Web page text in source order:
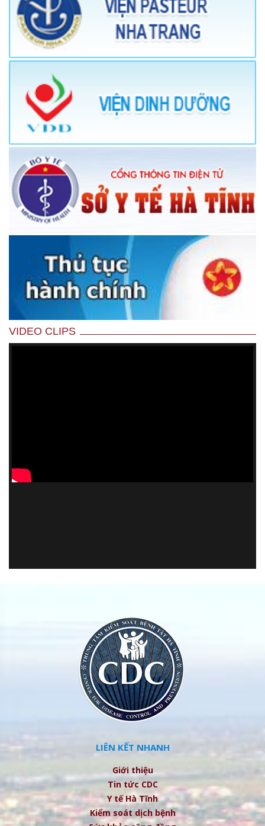
VIDEO CLIPS
LIÊN KẾT NHANH
Giới thiệu
Tin tức CDC
Y tế Hà Tĩnh
Kiểm soát dịch bệnh